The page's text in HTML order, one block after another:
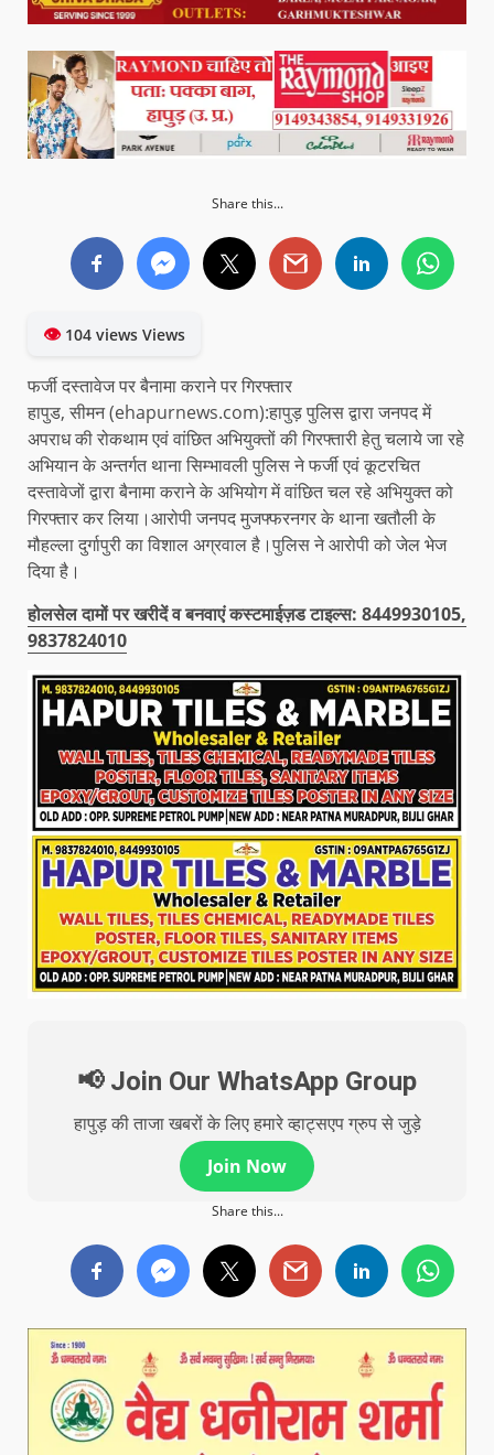
Share this...
👁104 views Views
फर्जी दस्तावेज पर बैनामा कराने पर गिरफ्तार
हापुड, सीमन (ehapurnews.com):हापुड़ पुलिस द्वारा जनपद में
अपराध की रोकथाम एवं वांछित अभियुक्तों की गिरफ्तारी हेतु चलाये जा रहे
अभियान के अन्तर्गत थाना सिम्भावली पुलिस ने फर्जी एवं कूटरचित
दस्तावेजों द्वारा बैनामा कराने के अभियोग में वांछित चल रहे अभियुक्त को
गिरफ्तार कर लिया।आरोपी जनपद मुजफ्फरनगर के थाना खतौली के
मौहल्ला दुर्गापुरी का विशाल अग्रवाल है।पुलिस ने आरोपी को जेल भेज
दिया है।
होलसेल दामों पर खरीदें व बनवाएं कस्टमाईज़ड टाइल्स: 8449930105,
9837824010
📢 Join Our WhatsApp Group
हापुड़ की ताजा खबरों के लिए हमारे व्हाट्सएप ग्रुप से जुड़े
Join Now
Share this...